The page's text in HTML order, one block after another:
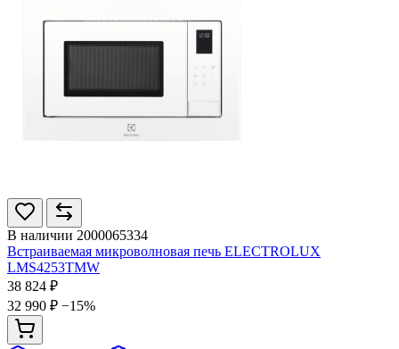
В наличии 2000065334
Встраиваемая микроволновая печь ELECTROLUX
LMS4253TMW
38 824 ₽
32 990 ₽ −15%